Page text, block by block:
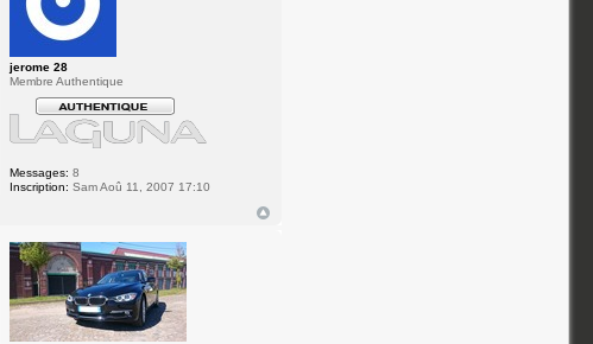
jerome 28
Membre Authentique
Messages: 8
Inscription: Sam Aoû 11, 2007 17:10